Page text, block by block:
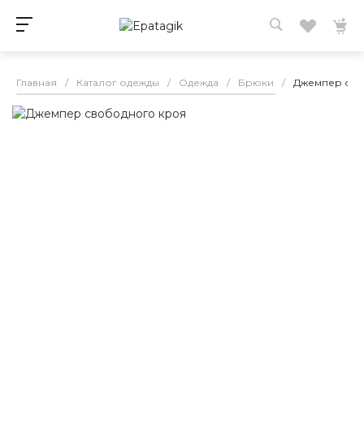
Главная / Каталог одежды / Одежда / Брюки / Джемпер